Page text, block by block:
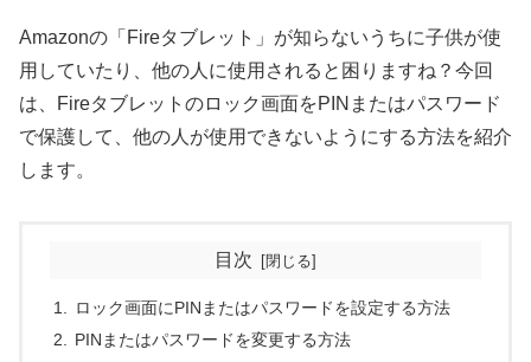
Amazonの「Fireタブレット」が知らないうちに子供が使
用していたり、他の人に使用されると困りますね？今回
は、Fireタブレットのロック画面をPINまたはパスワード
で保護して、他の人が使用できないようにする方法を紹介
します。
目次
ロック画面にPINまたはパスワードを設定する方法
PINまたはパスワードを変更する方法